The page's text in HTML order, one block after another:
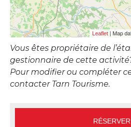
Leaflet | Map
Vous êtes propriétaire de
gestionnaire de cette
Pour modifier ou compléter
contacter Tarn Tourisme.
RÉSERVER